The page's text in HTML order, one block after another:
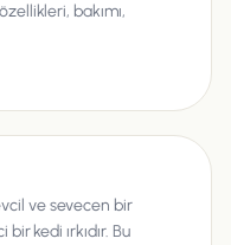
bakımı,
ve sevecen bir
kedi ırkıdır. Bu